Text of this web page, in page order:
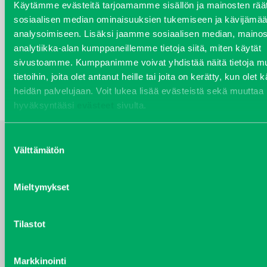
Käytämme evästeitä tarjoamamme sisällön ja mainosten
sosiaalisen median ominaisuuksien tukemiseen ja
analysoimiseen. Lisäksi jaamme sosiaalisen median,
analytiikka-alan kumppaneillemme tietoja siitä, miten käytät
sivustoamme. Kumppanimme voivat yhdistää näitä tietoja
tietoihin, joita olet antanut heille tai joita on kerätty, kun olet
heidän palvelujaan. Voit lukea lisää evästeistä sekä muuttaa
hyväksyntääsi
sivulta.
valinta
Välttämätön
Mieltymykset
Tilastot
Markkinointi
VAMO153122
Kirjaudu sisään nähdäksesi hinnat.
TAKAISIN HAKUEHTOIHIN
YHTEYSTIEDOT